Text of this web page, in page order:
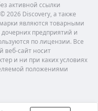
активной ссылки
2026 Discovery, а также
являются товарными
предприятий и
по лицензии. Все
веб-сайт носит
и ни при каких условиях
положениями